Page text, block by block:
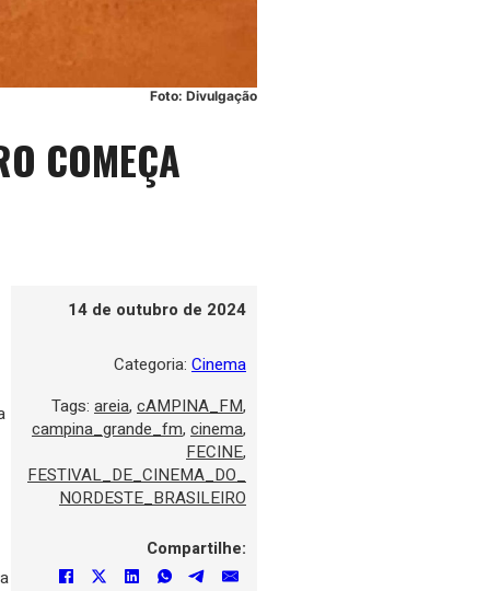
Foto: Divulgação
COMEÇA
14 de outubro de 2024
Categoria: Cinema
Tags: areia, cAMPINA_FM,
campina_grande_fm, cinema,
FECINE,
FESTIVAL_DE_CINEMA_DO_
NORDESTE_BRASILEIRO
Compartilhe: